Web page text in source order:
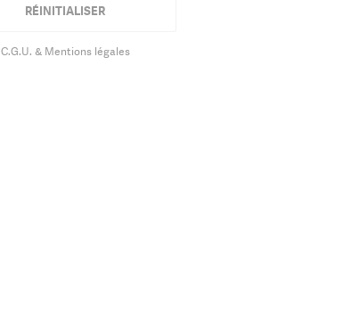
RÉINITIALISER
C.G.U. & Mentions légales